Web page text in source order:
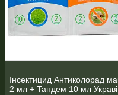
Інсектицид Антиколорад
2 мл + Тандем 10 мл